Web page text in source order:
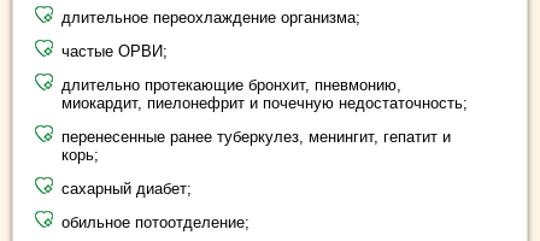
длительное переохлаждение организма;
частые ОРВИ;
длительно протекающие бронхит, пневмонию,
миокардит, пиелонефрит и почечную недостаточность;
перенесенные ранее туберкулез, менингит, гепатит и
корь;
сахарный диабет;
обильное потоотделение;